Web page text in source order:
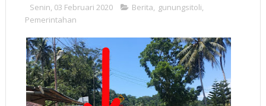
Senin, 03 Februari 2020 Berita, gunungsitoli,
Pemerintahan